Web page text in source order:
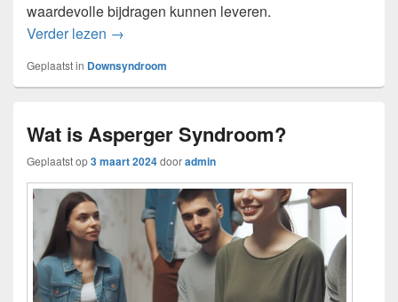
waardevolle bijdragen kunnen leveren.
Verder lezen Leven met het syndroom van Down
→
Geplaatst in Downsyndroom
Wat is Asperger Syndroom?
Geplaatst op3 maart 2024dooradmin